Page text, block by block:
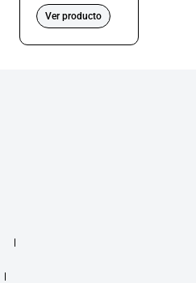
Ver producto